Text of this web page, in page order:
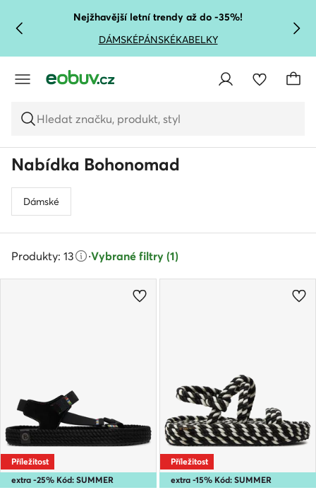
PŘEJÍT NA HLAVNÍ OBSAH
PŘEJÍT NA VYHLEDÁVÁNÍ
Nejžhavější letní trendy až do -35%!
DÁMSKÉPÁNSKÉKABELKY
Hledat značku, produkt, styl
Nabídka Bohonomad
Dámské
Produkty: 13 ·Vybrané filtry (1)
extra -25% Kód: SUMMER
Příležitost
extra -15% Kód: SUMMER
Příležitost